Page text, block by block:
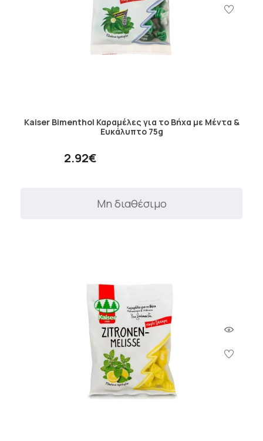
Kaiser Bimenthol Καραμέλες για το Βήχα με Μέντα &
Ευκάλυπτο 75g
2.92€
Μη διαθέσιμο